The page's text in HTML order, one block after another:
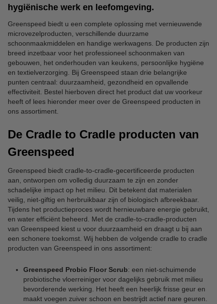
hygiënische werk en leefomgeving.
Greenspeed biedt u een complete oplossing met vernieuwende
microvezelproducten, verschillende duurzame
schoonmaakmiddelen en handige werkwagens. De producten zijn
breed inzetbaar voor het professioneel schoonmaken van
gebouwen, het onderhouden van keukens, persoonlijke hygiëne
en textielverzorging. Bij Greenspeed staan drie belangrijke
punten centraal: duurzaamheid, gezondheid en opvallende
effectiviteit. Bestel hierboven direct het product dat uw voorkeur
heeft of lees hieronder meer over de Greenspeed producten in
ons assortiment.
De Cradle to Cradle producten van
Greenspeed
Greenspeed biedt cradle-to-cradle-gecertificeerde producten
aan, ontworpen om volledig duurzaam te zijn en zonder
schadelijke impact op het milieu. Dit betekent dat materialen
veilig, niet-giftig en herbruikbaar zijn of biologisch afbreekbaar.
Tijdens het productieproces wordt hernieuwbare energie gebruikt,
en water efficiënt beheerd. Met de cradle-to-cradle-producten
van Greenspeed kiest u voor duurzaamheid en draagt u bij aan
een schonere toekomst. Wij hebben de volgende cradle to cradle
producten van Greenspeed in ons assortiment:
Greenspeed Probio Floor Scrub: een niet-schuimende
probiotische vloerreiniger voor dagelijks gebruik met milieu
bevorderende werking. Het heeft een heerlijk frisse geur en
maakt voegen zuiver schoon en bestrijdt actief nare geuren.